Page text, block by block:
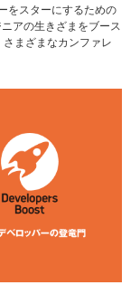
をスターにするための
アの生きざまをブース
まざまなカンファレ